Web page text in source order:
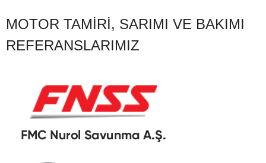
MOTOR TAMIRI, SARIMI VE BAKIMI
REFERANSLARIMIZ